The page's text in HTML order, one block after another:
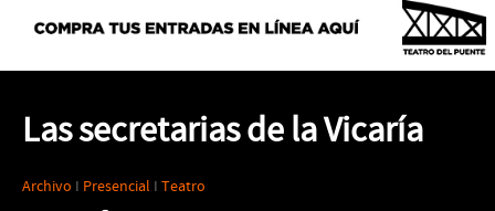
Las secretarias de la Vicaría
Archivo I Presencial I Teatro